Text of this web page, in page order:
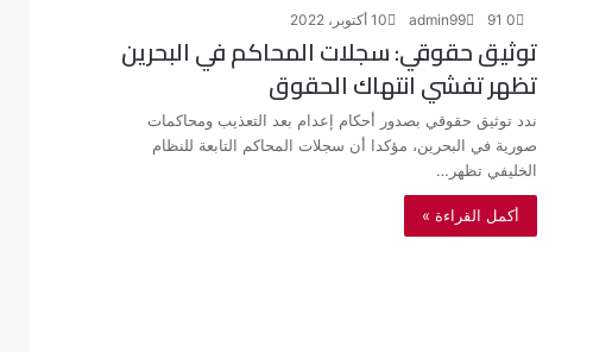
admin99 10 أكتوبر، 2022 0
توثيق حقوقي: سجلات المحاكم في البحرين
تظهر تفشي انتهاك الحقوق
ندد توثيق حقوقي بصدور أحكام إعدام بعد التعذيب ومحاكمات
صورية في البحرين، مؤكدا أن سجلات المحاكم التابعة للنظام
الخليفي تظهر…
أكمل القراءة »